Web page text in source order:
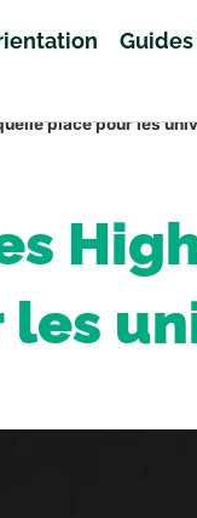
place pour les